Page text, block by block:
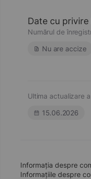
Date cu privire
Numărul de
Nu are accize
Ultima actualizare
15.06.2026
Informația despre
Informațiile despre